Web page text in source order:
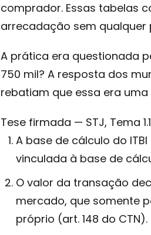
comprador. Essas tabelas
arrecadação sem qualquer
A prática era questionada
750 mil? A resposta dos
rebatiam que essa era
Tese firmada — STJ, Tema
A base de cálculo do
vinculada à base de
O valor da transação
mercado, que somente
próprio (art. 148 do CTN).